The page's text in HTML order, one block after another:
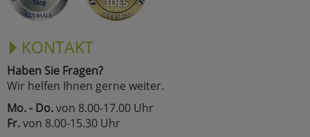
KONTAKT
Haben Sie Fragen?
Wir helfen Ihnen gerne weiter.
Mo. - Do.von 8.00-17.00 Uhr
Fr.von 8.00-15.30 Uhr